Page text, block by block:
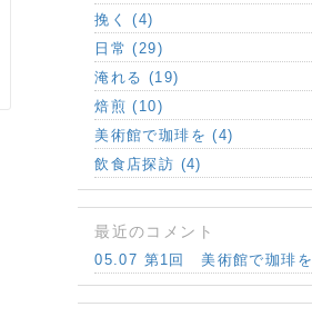
挽く (4)
日常 (29)
淹れる (19)
焙煎 (10)
美術館で珈琲を (4)
飲食店探訪 (4)
最近のコメント
05.07 第1回 美術館で珈琲を